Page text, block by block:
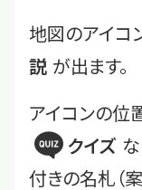
地図のアイコ
説 が出ます。
アイコンの位
クイズ
付きの名札（